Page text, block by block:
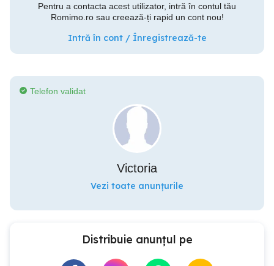
Pentru a contacta acest utilizator, intră în contul tău
Romimo.ro sau creează-ți rapid un cont nou!
Intră în cont / Înregistrează-te
Telefon validat
Victoria
Vezi toate anunțurile
Distribuie anunțul pe